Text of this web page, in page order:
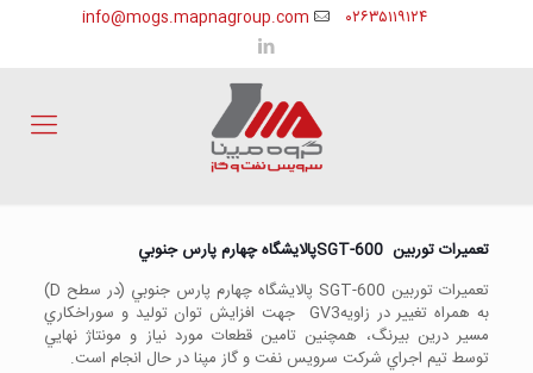
۰۲۶۳۵۱۱۹۱۲۴ info@mogs.mapnagroup.com
تعميرات توربين SGT-600پالايشگاه چهارم پارس جنوبي
تعميرات توربين SGT-600 پالايشگاه چهارم پارس جنوبي (در سطح D)
به همراه تغيير در زاويهGV3 جهت افزايش توان توليد و سوراخكاري
مسير درين بيرنگ، همچنين تامين قطعات مورد نياز و مونتاژ نهايي
توسط تيم اجراي شركت سرويس نفت و گاز مپنا در حال انجام است.